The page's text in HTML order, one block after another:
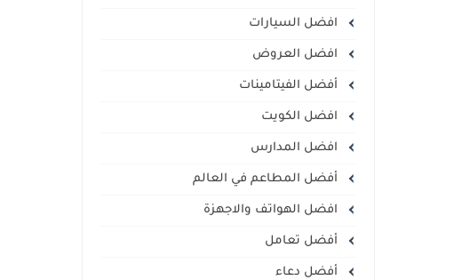
افضل السيارات
افضل العروض
أفضل الفيتامينات
افضل الكويت
افضل المدارس
أفضل المطاعم في العالم
افضل الهواتف والاجهزة
أفضل تعامل
أفضل دعاء